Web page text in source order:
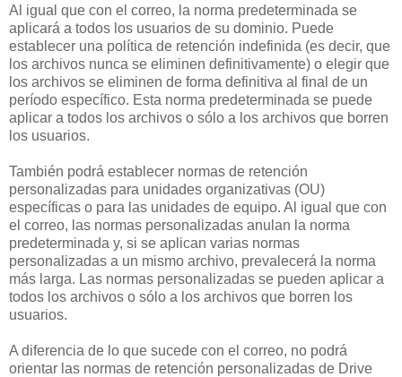
Al igual que con el correo, la norma predeterminada se
aplicará a todos los usuarios de su dominio. Puede
establecer una política de retención indefinida (es decir, que
los archivos nunca se eliminen definitivamente) o elegir que
los archivos se eliminen de forma definitiva al final de un
período específico. Esta norma predeterminada se puede
aplicar a todos los archivos o sólo a los archivos que borren
los usuarios.
También podrá establecer normas de retención
personalizadas para unidades organizativas (OU)
específicas o para las unidades de equipo. Al igual que con
el correo, las normas personalizadas anulan la norma
predeterminada y, si se aplican varias normas
personalizadas a un mismo archivo, prevalecerá la norma
más larga. Las normas personalizadas se pueden aplicar a
todos los archivos o sólo a los archivos que borren los
usuarios.
A diferencia de lo que sucede con el correo, no podrá
orientar las normas de retención personalizadas de Drive